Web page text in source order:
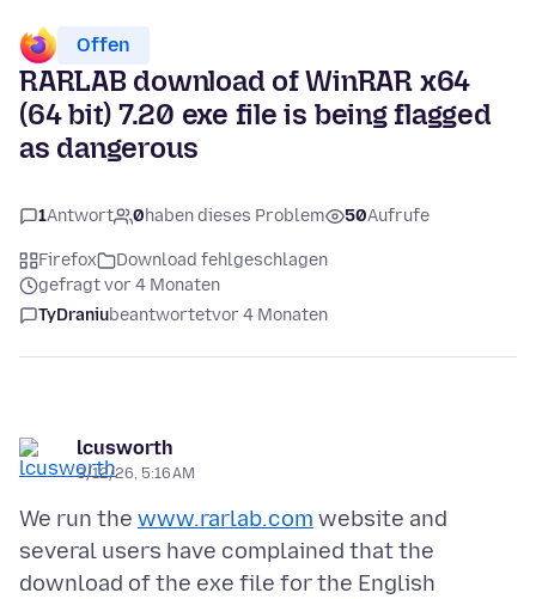
Offen
RARLAB download of WinRAR x64
(64 bit) 7.20 exe file is being flagged
as dangerous
1Antwort 0haben dieses Problem 50Aufrufe
Firefox
Download fehlgeschlagen
gefragt vor 4 Monaten
TyDraniubeantwortetvor 4 Monaten
lcusworth
3/12/26, 5:16 AM
We run the www.rarlab.com website and
several users have complained that the
download of the exe file for the English